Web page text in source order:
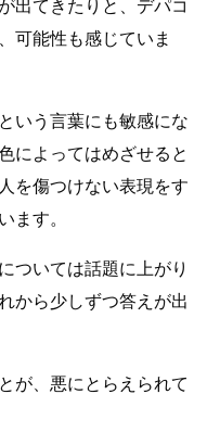
出てきたりと、デパコ
可能性も感じていま
いう言葉にも敏感にな
によってはめざせると
を傷つけない表現をす
ます。
ついては話題に上がり
から少しずつ答えが出
が、悪にとらえられて